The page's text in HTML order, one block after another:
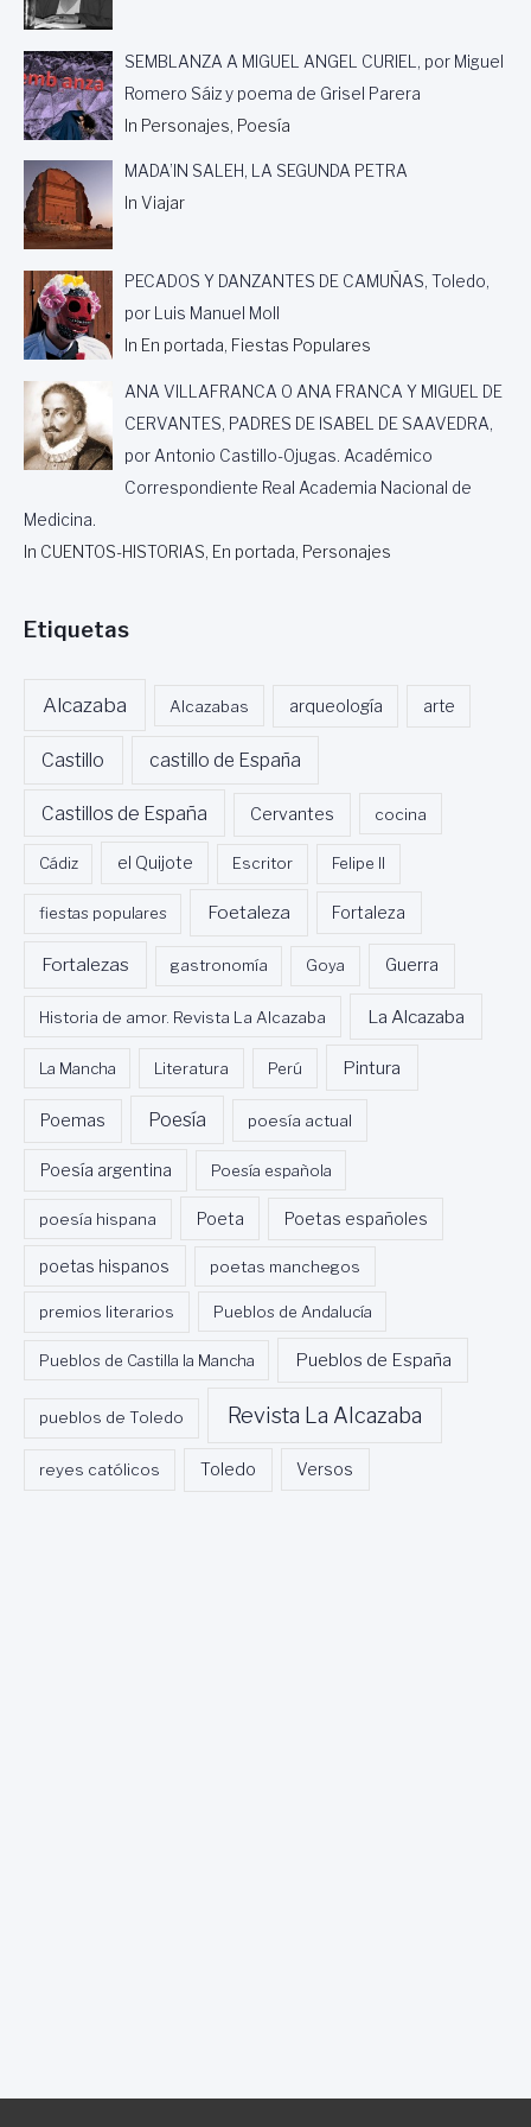
,
O
R
M
A
N
U
E
L
O
R
T
U
Ñ
SEMBLANZA A MIGUEL ANGEL CURIEL, por Miguel
Romero Sáiz y poema de Grisel Parera
In Personajes, Poesía
MADA’IN SALEH, LA SEGUNDA PETRA
In Viajar
PECADOS Y DANZANTES DE CAMUÑAS, Toledo,
por Luis Manuel Moll
In En portada, Fiestas Populares
ANA VILLAFRANCA O ANA FRANCA Y MIGUEL DE
CERVANTES, PADRES DE ISABEL DE SAAVEDRA,
por Antonio Castillo-Ojugas. Académico
Correspondiente Real Academia Nacional de
Medicina.
In CUENTOS-HISTORIAS, En portada, Personajes
Etiquetas
Alcazaba Alcazabas arqueología arte
Castillo castillo de España
Castillos de España Cervantes cocina
Cádiz el Quijote Escritor Felipe II
fiestas populares Foetaleza Fortaleza
Fortalezas gastronomía Goya Guerra
Historia de amor. Revista La Alcazaba La Alcazaba
La Mancha Literatura Perú Pintura
Poemas Poesía poesía actual
Poesía argentina Poesía española
poesía hispana Poeta Poetas españoles
poetas hispanos poetas manchegos
premios literarios Pueblos de Andalucía
Pueblos de Castilla la Mancha Pueblos de España
pueblos de Toledo Revista La Alcazaba
reyes católicos Toledo Versos